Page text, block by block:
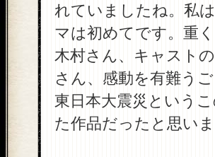
れていましたね。私
マは初めてです。重
木村さん、キャスト
さん、感動を有難うご
東日本大震災という
た作品だったと思い